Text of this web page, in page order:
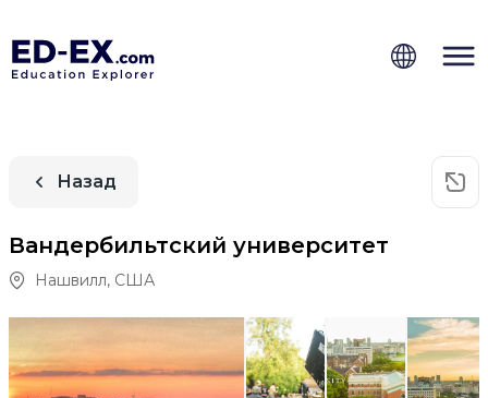
Назад
Вандербильтский университет
Нашвилл, США